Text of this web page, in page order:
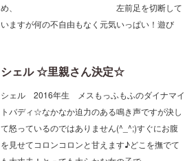
いますが何の不自由もなく元気いっぱい！遊び
シェル 2016年生 メスもっふもふのダイナマイ
トバディ☆なかなか迫力のある鳴き声ですが決し
て怒っているのではありません(^_^;)すぐにお腹
を見せてコロンコロンと甘えます♪どこを撫でて
も大丈夫！とっても大らかな女の子で…